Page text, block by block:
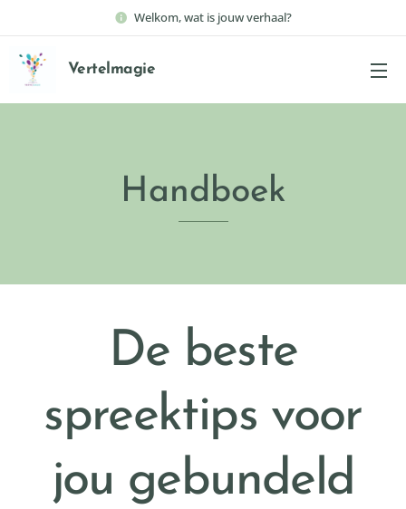
Welkom, wat is jouw verhaal?
Vertelmagie
Handboek
De beste
spreektips voor
jou gebundeld